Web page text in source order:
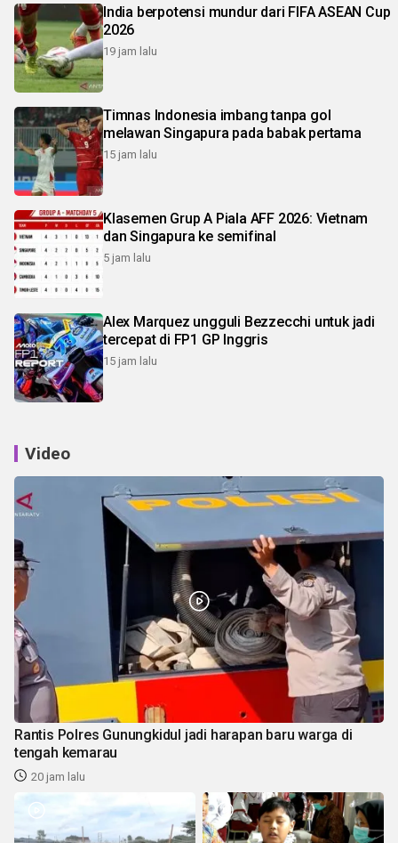
India berpotensi mundur dari FIFA ASEAN Cup
2026
19 jam lalu
Timnas Indonesia imbang tanpa gol
melawan Singapura pada babak pertama
15 jam lalu
Klasemen Grup A Piala AFF 2026: Vietnam
dan Singapura ke semifinal
5 jam lalu
Alex Marquez ungguli Bezzecchi untuk jadi
tercepat di FP1 GP Inggris
15 jam lalu
Video
Rantis Polres Gunungkidul jadi harapan baru warga di
tengah kemarau
20 jam lalu